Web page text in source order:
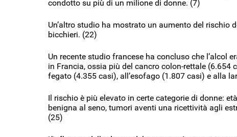
condotto su più di un milione di donne. (7)
Un’altro studio ha mostrato un aumento del rischio
bicchieri. (22)
Un recente studio francese ha concluso che l’alcol
in Francia, ossia più del cancro colon-rettale
fegato (4.355 casi), all’esofago (1.807 casi) e alla
Il rischio è più elevato in certe categorie di donne:
benigna al seno, tumori aventi una ricettività agli
(25)